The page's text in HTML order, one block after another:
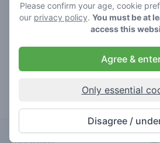
Fijne shop waar personeel ook
hangt een goede vibe
lee420
Goed spul beetje prijzig
Please confirm your age, cookie
our privacy policy. You must be at
access this
Agree &
Only essential
Disagree /